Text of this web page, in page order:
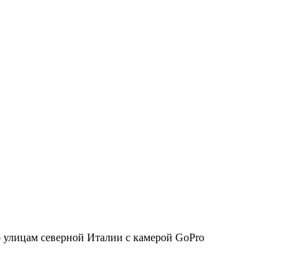
северной Италии с камерой GoPro